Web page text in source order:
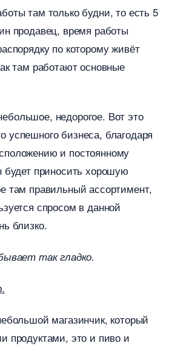
там только будни, то есть 5
продавец, время работы
по которому живёт
там работают основные
недорогое. Вот это
успешного бизнеса, благодаря
и постоянному
будет приносить хорошую
там правильный ассортимент,
спросом в данной
близко.
так гладко.
магазинчик, который
продуктами, это и пиво и